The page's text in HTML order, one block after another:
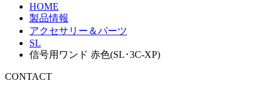
HOME
製品情報
アクセサリー＆パーツ
SL
信号用ワンド 赤色(SL･3C-XP)
CONTACT